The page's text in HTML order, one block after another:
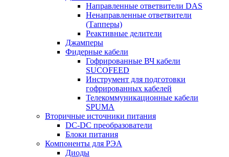
Направленные ответвители DAS
Ненаправленные ответвители
(Тапперы)
Реактивные делители
Джамперы
Фидерные кабели
Гофрированные ВЧ кабели
SUCOFEED
Инструмент для подготовки
гофрированных кабелей
Телекоммуникационные кабели
SPUMA
Вторичные источники питания
DC-DC преобразователи
Блоки питания
Компоненты для РЭА
Диоды